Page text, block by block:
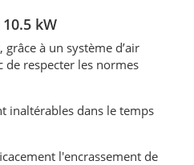
kW
à un système d’air
respecter les normes
inaltérables dans le temps
l'encrassement de